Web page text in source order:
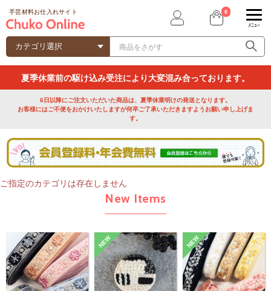
手芸材料お仕入れサイト 0
ﾒﾆｭｰ
夏季休業前の駆け込み受注により大変混み合っております。
6日以降にご注文いただいた商品は、夏季休業明けの発送となります。
お客様にはご不便をおかけいたしますが何卒ご了承いただきますようお願い申し上げま
す。
ご指定のカテゴリは存在しません
New Items
NEW NEW